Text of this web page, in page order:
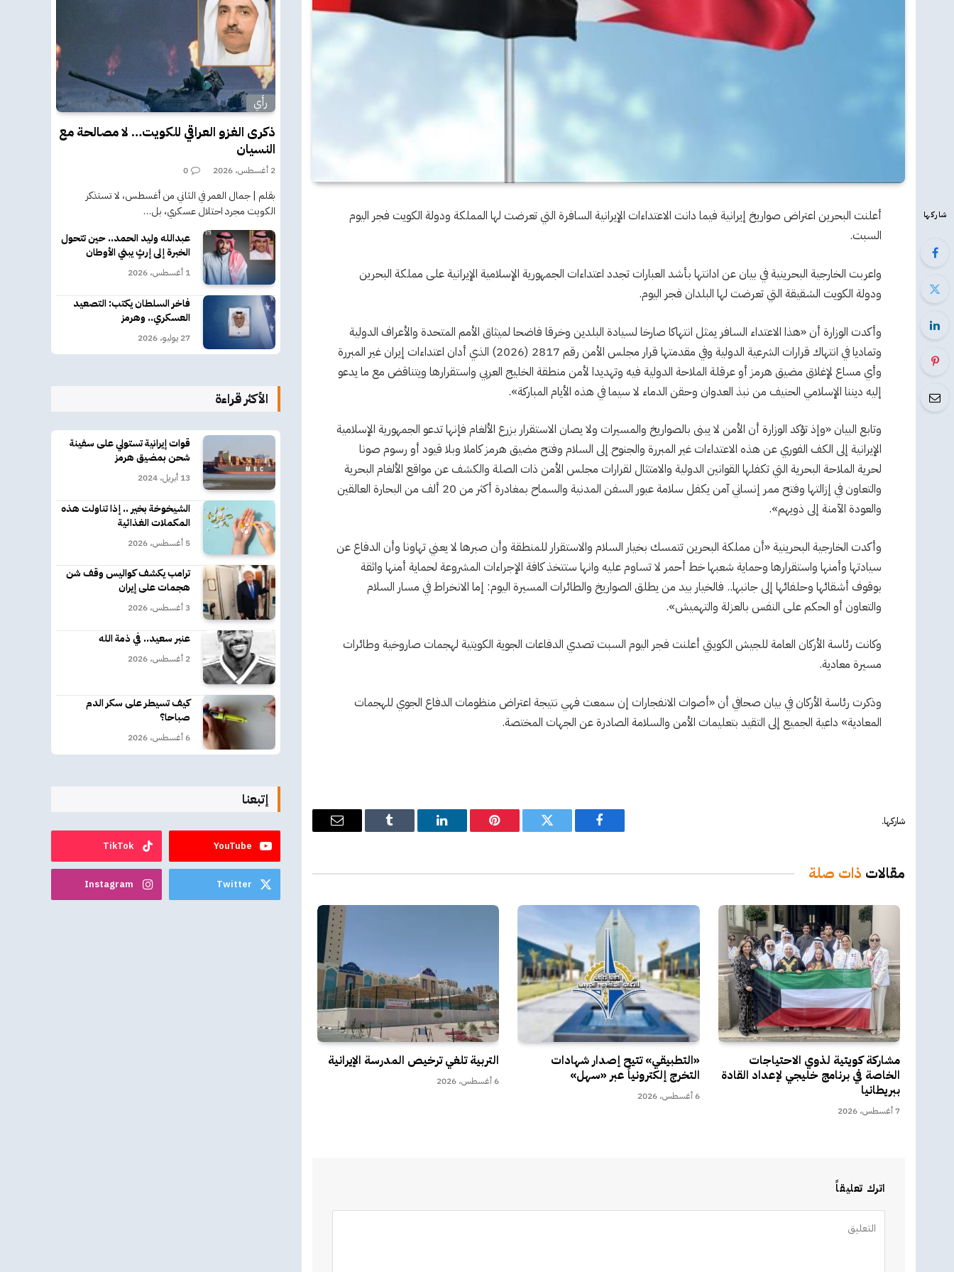
شاركها
أعلنت البحرين اعتراض صواريخ إيرانية فيما دانت الاعتداءات الإيرانية السافرة التي تعرضت لها المملكة ودولة الكويت فجر اليوم
السبت.
واعربت الخارجية البحرينية في بيان عن ادانتها بأشد العبارات تجدد اعتداءات الجمهورية الإسلامية الإيرانية على مملكة البحرين
ودولة الكويت الشقيقة التي تعرضت لها البلدان فجر اليوم.
وأكدت الوزارة أن «هذا الاعتداء السافر يمثل انتهاكا صارخا لسيادة البلدين وخرقا فاضحا لميثاق الأمم المتحدة والأعراف الدولية
وتماديا في انتهاك قرارات الشرعية الدولية وفي مقدمتها قرار مجلس الأمن رقم 2817 (2026) الذي أدان اعتداءات إيران غير المبررة
وأي مساع لإغلاق مضيق هرمز أو عرقلة الملاحة الدولية فيه وتهديدا لأمن منطقة الخليج العربي واستقرارها ويتناقض مع ما يدعو
إليه ديننا الإسلامي الحنيف من نبذ العدوان وحقن الدماء لا سيما في هذه الأيام المباركة».
وتابع البيان «وإذ تؤكد الوزارة أن الأمن لا يبنى بالصواريخ والمسيرات ولا يصان الاستقرار بزرع الألغام فإنها تدعو الجمهورية الإسلامية
الإيرانية إلى الكف الفوري عن هذه الاعتداءات غير المبررة والجنوح إلى السلام وفتح مضيق هرمز كاملا وبلا قيود أو رسوم صونا
لحرية الملاحة البحرية التي تكفلها القوانين الدولية والامتثال لقرارات مجلس الأمن ذات الصلة والكشف عن مواقع الألغام البحرية
والتعاون في إزالتها وفتح ممر إنساني آمن يكفل سلامة عبور السفن المدنية والسماح بمغادرة أكثر من 20 ألف من البحارة العالقين
والعودة الآمنة إلى ذويهم».
وأكدت الخارجية البحرينية «أن مملكة البحرين تتمسك بخيار السلام والاستقرار للمنطقة وأن صبرها لا يعني تهاونا وأن الدفاع عن
سيادتها وأمنها واستقرارها وحماية شعبها خط أحمر لا تساوم عليه وانها ستتخذ كافة الإجراءات المشروعة لحماية أمنها واثقة
بوقوف أشقائها وحلفائها إلى جانبها.. فالخيار بيد من يطلق الصواريخ والطائرات المسيرة اليوم: إما الانخراط في مسار السلام
والتعاون أو الحكم على النفس بالعزلة والتهميش».
وكانت رئاسة الأركان العامة للجيش الكويتي أعلنت فجر اليوم السبت تصدي الدفاعات الجوية الكويتية لهجمات صاروخية وطائرات
مسيرة معادية.
وذكرت رئاسة الأركان في بيان صحافي أن «أصوات الانفجارات إن سمعت فهي نتيجة اعتراض منظومات الدفاع الجوي للهجمات
المعادية» داعية الجميع إلى التقيد بتعليمات الأمن والسلامة الصادرة عن الجهات المختصة.
شاركها.
فيسبوك تويتر بينتيريستلينكدإن Tumblr
البريد
مقالات ذات صلة
مشاركة كويتية لذوي الاحتياجات
الخاصة في برنامج خليجي لإعداد القادة
ببريطانيا
7 أغسطس، 2026
«التطبيقي» تتيح إصدار شهادات
التخرج إلكترونياً عبر «سهل»
6 أغسطس، 2026
التربية تلغي ترخيص المدرسة الإيرانية
6 أغسطس، 2026
اترك تعليقاً
رأي
ذكرى الغزو العراقي للكويت… لا مصالحة مع
النسيان
2 أغسطس، 2026 0
بقلم | جمال العمر في الثاني من أغسطس، لا تستذكر
الكويت مجرد احتلال عسكري، بل…
عبدالله وليد الحمد.. حين تتحول
الخبرة إلى إرثٍ يبني الأوطان
1 أغسطس، 2026
فاخر السلطان يكتب: التصعيد
العسكري.. وهرمز
27 يوليو، 2026
الأكثر قراءة
قوات إيرانية تستولي على سفينة
شحن بمضيق هرمز
13 أبريل، 2024
الشيخوخة بخير .. إذا تناولت هذه
المكملات الغذائية
5 أغسطس، 2026
ترامب يكشف كواليس وقف شن
هجمات على إيران
3 أغسطس، 2026
عنبر سعيد.. في ذمة الله
2 أغسطس، 2026
كيف تسيطر على سكر الدم
صباحا؟
6 أغسطس، 2026
إتبعنا
YouTube
TikTok
Twitter
Instagram